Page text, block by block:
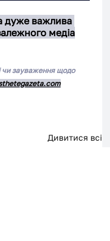
дуже важлива
медіа
чи зауваження щодо
Дивитися всі